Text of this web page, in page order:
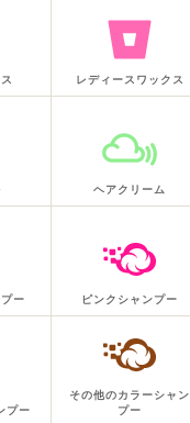
レディースワックス
ヘアクリーム
ー ピンクシャンプー
プー
その他のカラーシャン
プー